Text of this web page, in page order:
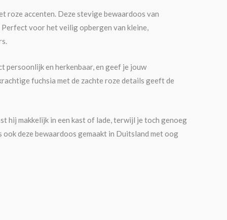
roze accenten. Deze stevige bewaardoos van
voor het veilig opbergen van kleine,
persoonlijk en herkenbaar, en geef je jouw
fuchsia met de zachte roze details geeft de
hij makkelijk in een kast of lade, terwijl je toch genoeg
deze bewaardoos gemaakt in Duitsland met oog